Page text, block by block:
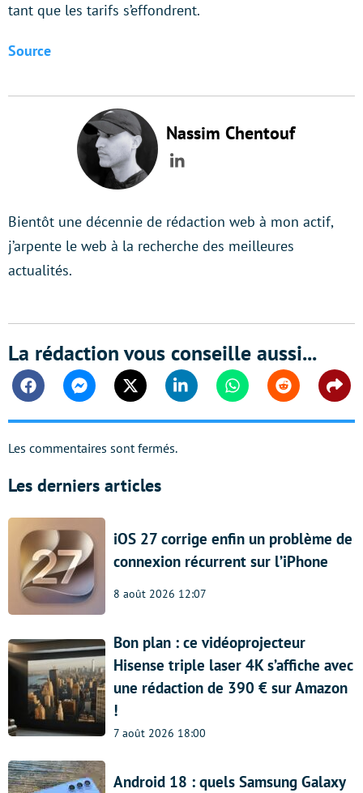
tant que les tarifs s’effondrent.
Source
Nassim Chentouf
LinkedIn
Bientôt une décennie de rédaction web à mon actif,
j’arpente le web à la recherche des meilleures
actualités.
La rédaction vous conseille aussi...
FacebookMessengerTwitter Linkedin WhatsappReddit
Les commentaires sont fermés.
Les derniers articles
iOS 27 corrige enfin un problème de
connexion récurrent sur l’iPhone
8 août 2026 12:07
Bon plan : ce vidéoprojecteur
Hisense triple laser 4K s’affiche avec
une rédaction de 390 € sur Amazon
!
7 août 2026 18:00
Android 18 : quels Samsung Galaxy